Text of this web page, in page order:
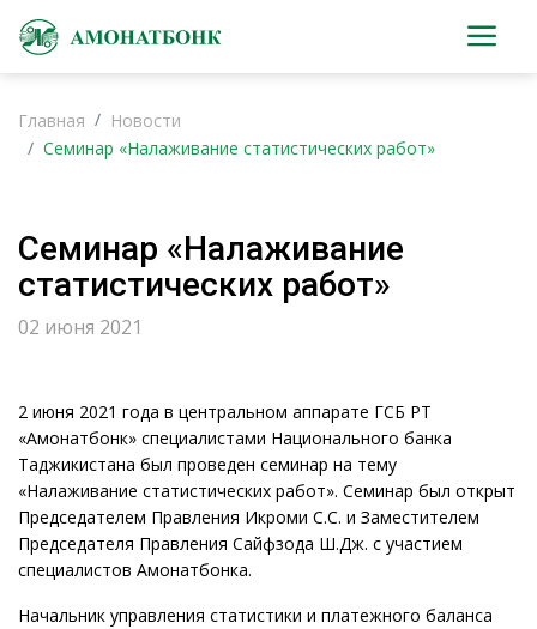
Главная
Новости
Семинар «Налаживание статистических работ»
Семинар «Налаживание
статистических работ»
02 июня 2021
2 июня 2021 года в центральном аппарате ГСБ РТ
«Амонатбонк» специалистами Национального банка
Таджикистана был проведен семинар на тему
«Налаживание статистических работ». Семинар был открыт
Председателем Правления Икроми С.С. и Заместителем
Председателя Правления Сайфзода Ш.Дж. с участием
специалистов Амонатбонка.
Начальник управления статистики и платежного баланса